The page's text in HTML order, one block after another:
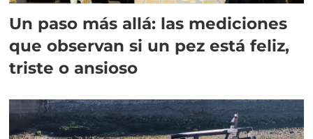
Un paso más allá: las mediciones
que observan si un pez está feliz,
triste o ansioso